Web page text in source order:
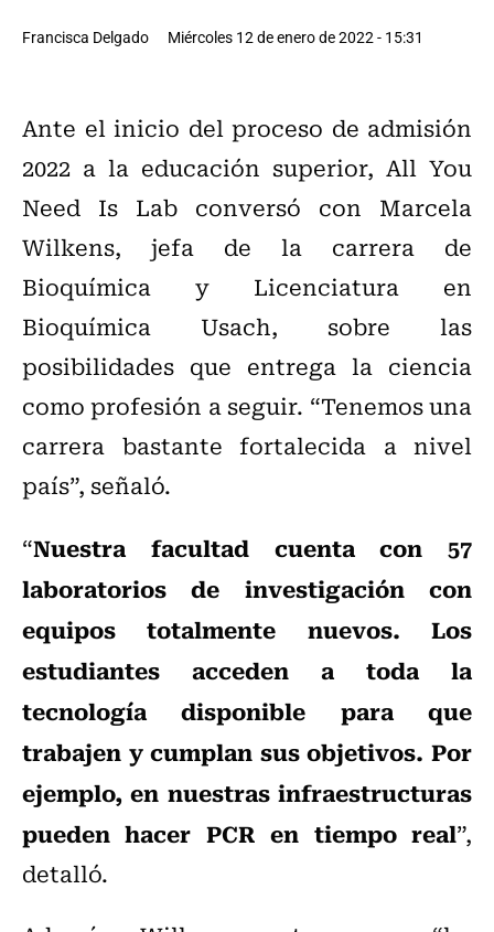
Francisca Delgado Miércoles 12 de enero de 2022 - 15:31
Ante el inicio del proceso de admisión
2022 a la educación superior, All You
Need Is Lab conversó con Marcela
Wilkens, jefa de la carrera de
Bioquímica y Licenciatura en
Bioquímica Usach, sobre las
posibilidades que entrega la ciencia
como profesión a seguir. “Tenemos una
carrera bastante fortalecida a nivel
país”, señaló.
“Nuestra facultad cuenta con 57
laboratorios de investigación con
equipos totalmente nuevos. Los
estudiantes acceden a toda la
tecnología disponible para que
trabajen y cumplan sus objetivos. Por
ejemplo, en nuestras infraestructuras
pueden hacer PCR en tiempo real”,
detalló.